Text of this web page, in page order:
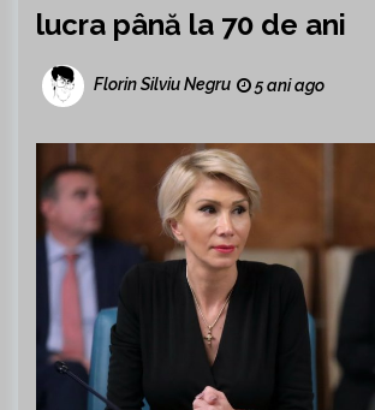
lucra până la 70 de ani
Florin Silviu Negru 5 ani ago